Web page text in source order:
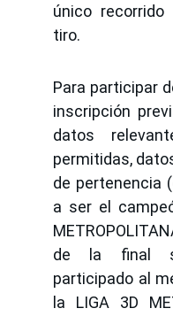
único
tiro.
Para participar
inscripción
datos
permitidas,
de pertenencia
a ser el
de la final
participado al
la LIGA 3D